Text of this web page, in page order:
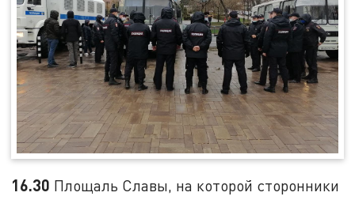
16.30 Площаль Славы, на которой сторонники